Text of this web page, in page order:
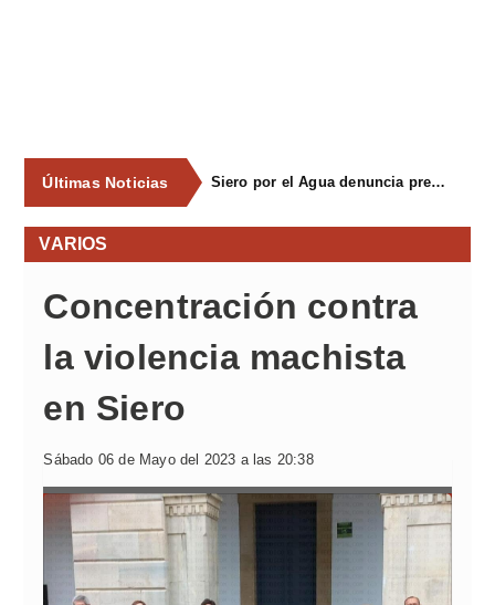
Últimas Noticias Siero por el Agua denuncia presiones del PSOE a empresas que apoyaron la campaña por una consulta ciudadana
VARIOS
Concentración contra
la violencia machista
en Siero
Sábado 06 de Mayo del 2023 a las 20:38